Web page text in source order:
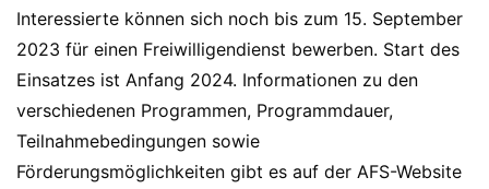
Interessierte können sich noch bis zum 15. September
2023 für einen Freiwilligendienst bewerben. Start des
Einsatzes ist Anfang 2024. Informationen zu den
verschiedenen Programmen, Programmdauer,
Teilnahmebedingungen sowie
Förderungsmöglichkeiten gibt es auf der AFS-Website